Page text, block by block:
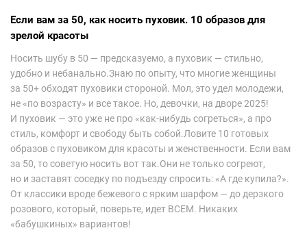
Если вам за 50, как носить пуховик. 10 образов для
зрелой красоты
Носить шубу в 50 — предсказуемо, а пуховик — стильно,
удобно и небанально.Знаю по опыту, что многие женщины
за 50+ обходят пуховики стороной. Мол, это удел молодежи,
не «по возрасту» и все такое. Но, девочки, на дворе 2025!
И пуховик — это уже не про «как-нибудь согреться», а про
стиль, комфорт и свободу быть собой.Ловите 10 готовых
образов с пуховиком для красоты и женственности. Если вам
за 50, то советую носить вот так.Они не только согреют,
но и заставят соседку по подъезду спросить: «А где купила?».
От классики вроде бежевого с ярким шарфом — до дерзкого
розового, который, поверьте, идет ВСЕМ. Никаких
«бабушкиных» вариантов!